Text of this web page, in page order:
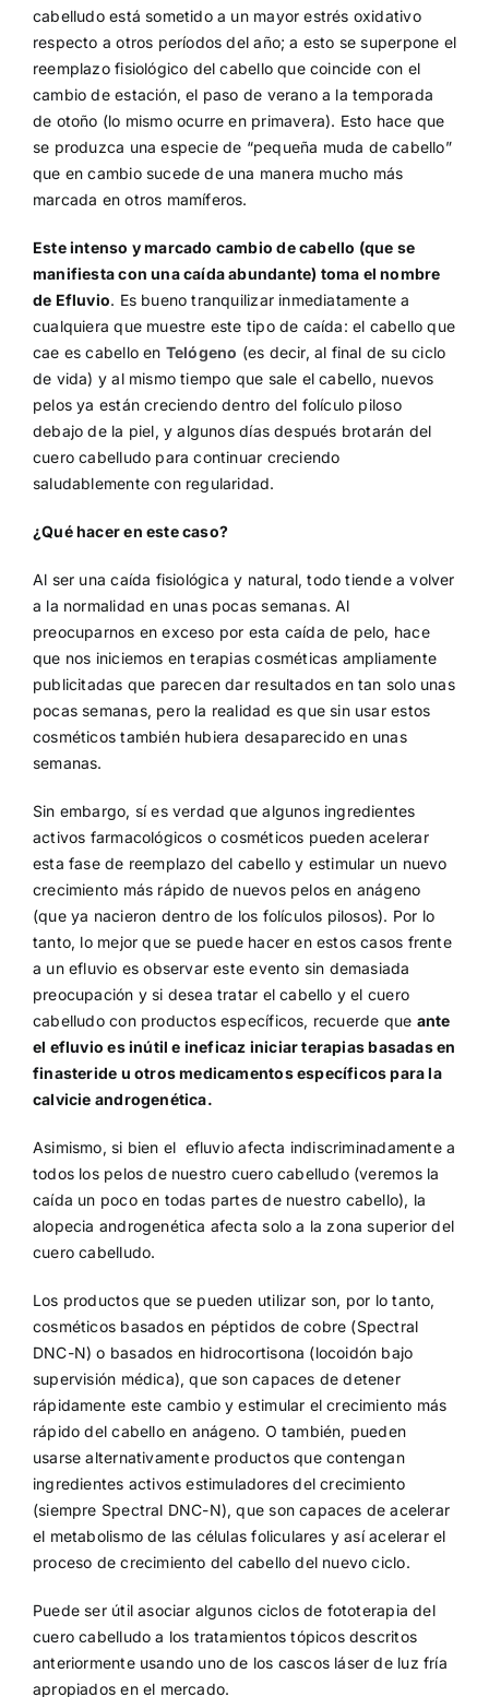
cabelludo está sometido a un mayor estrés oxidativo
respecto a otros períodos del año; a esto se superpone el
reemplazo fisiológico del cabello que coincide con el
cambio de estación, el paso de verano a la temporada
de otoño (lo mismo ocurre en primavera). Esto hace que
se produzca una especie de “pequeña muda de cabello”
que en cambio sucede de una manera mucho más
marcada en otros mamíferos.
Este intenso y marcado cambio de cabello (que se
manifiesta con una caída abundante) toma el nombre
de Efluvio. Es bueno tranquilizar inmediatamente a
cualquiera que muestre este tipo de caída: el cabello que
cae es cabello en Telógeno (es decir, al final de su ciclo
de vida) y al mismo tiempo que sale el cabello, nuevos
pelos ya están creciendo dentro del folículo piloso
debajo de la piel, y algunos días después brotarán del
cuero cabelludo para continuar creciendo
saludablemente con regularidad.
¿Qué hacer en este caso?
Al ser una caída fisiológica y natural, todo tiende a volver
a la normalidad en unas pocas semanas. Al
preocuparnos en exceso por esta caída de pelo, hace
que nos iniciemos en terapias cosméticas ampliamente
publicitadas que parecen dar resultados en tan solo unas
pocas semanas, pero la realidad es que sin usar estos
cosméticos también hubiera desaparecido en unas
semanas.
Sin embargo, sí es verdad que algunos ingredientes
activos farmacológicos o cosméticos pueden acelerar
esta fase de reemplazo del cabello y estimular un nuevo
crecimiento más rápido de nuevos pelos en anágeno
(que ya nacieron dentro de los folículos pilosos). Por lo
tanto, lo mejor que se puede hacer en estos casos frente
a un efluvio es observar este evento sin demasiada
preocupación y si desea tratar el cabello y el cuero
cabelludo con productos específicos, recuerde que ante
el efluvio es inútil e ineficaz iniciar terapias basadas en
finasteride u otros medicamentos específicos para la
calvicie androgenética.
Asimismo, si bien el efluvio afecta indiscriminadamente a
todos los pelos de nuestro cuero cabelludo (veremos la
caída un poco en todas partes de nuestro cabello), la
alopecia androgenética afecta solo a la zona superior del
cuero cabelludo.
Los productos que se pueden utilizar son, por lo tanto,
cosméticos basados ​​en péptidos de cobre (Spectral
DNC-N) o basados ​​en hidrocortisona (locoidón bajo
supervisión médica), que son capaces de detener
rápidamente este cambio y estimular el crecimiento más
rápido del cabello en anágeno. O también, pueden
usarse alternativamente productos que contengan
ingredientes activos estimuladores del crecimiento
(siempre Spectral DNC-N), que son capaces de acelerar
el metabolismo de las células foliculares y así acelerar el
proceso de crecimiento del cabello del nuevo ciclo.
Puede ser útil asociar algunos ciclos de fototerapia del
cuero cabelludo a los tratamientos tópicos descritos
anteriormente usando uno de los cascos láser de luz fría
apropiados en el mercado.